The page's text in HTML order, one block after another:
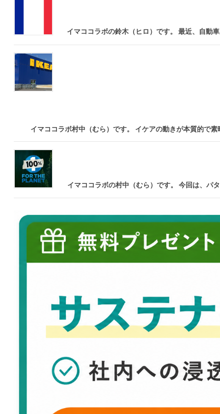
イマココラボの鈴木（ヒロ）です。 最近、自
イマココラボ村中（むら）です。 イケアの動きが本質的で
イマココラボの村中（むら）です。 今回は、パ